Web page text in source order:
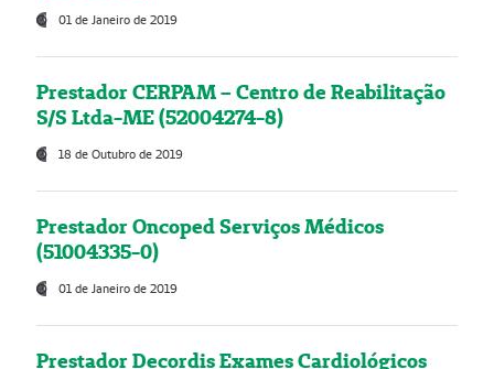
01 de Janeiro de 2019
Prestador CERPAM – Centro de Reabilitação
S/S Ltda-ME (52004274-8)
18 de Outubro de 2019
Prestador Oncoped Serviços Médicos
(51004335-0)
01 de Janeiro de 2019
Prestador Decordis Exames Cardiológicos